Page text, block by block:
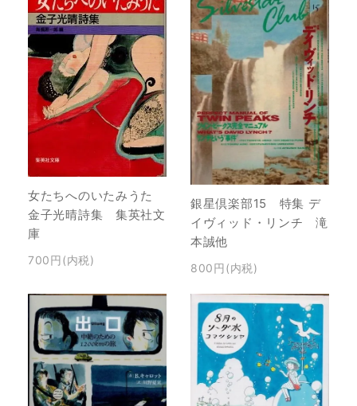
女たちへのいたみうた
金子光晴詩集 集英社文
庫
700円(内税)
銀星倶楽部15 特集 デ
イヴィッド・リンチ 滝
本誠他
800円(内税)